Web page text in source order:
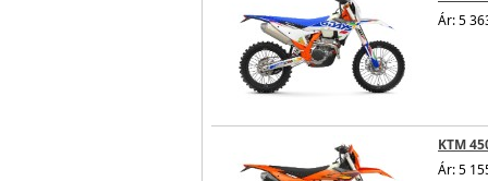
Ár: 5
KTM
Ár: 5